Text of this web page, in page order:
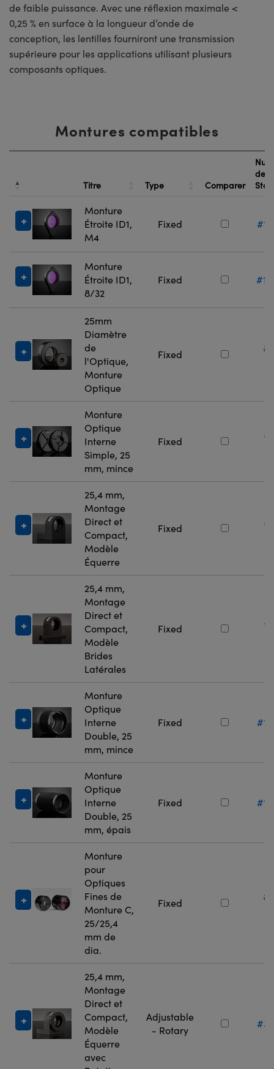
de faible puissance. Avec une réflexion maximale <
0,25 % en surface à la longueur d’onde de
conception, les lentilles fourniront une transmission
supérieure pour les applications utilisant plusieurs
composants optiques.
Montures compatibles
Titre Type Comparer
de
Monture
Étroite ID1,
M4
Fixed
Monture
Étroite ID1,
8/32
Fixed
25mm
Diamètre
de
l'Optique,
Monture
Optique
Fixed
Monture
Optique
Interne
Simple, 25
mm, mince
Fixed
25,4 mm,
Montage
Direct et
Compact,
Modèle
Équerre
Fixed
25,4 mm,
Montage
Direct et
Compact,
Modèle
Brides
Latérales
Fixed
Monture
Optique
Interne
Double, 25
mm, mince
Fixed
Monture
Optique
Interne
Double, 25
mm, épais
Fixed
Monture
pour
Optiques
Fines de
Monture C,
25/25,4
mm de
dia.
Fixed
25,4 mm,
Montage
Direct et
Compact,
Modèle
Équerre
avec
Adjustable
- Rotary